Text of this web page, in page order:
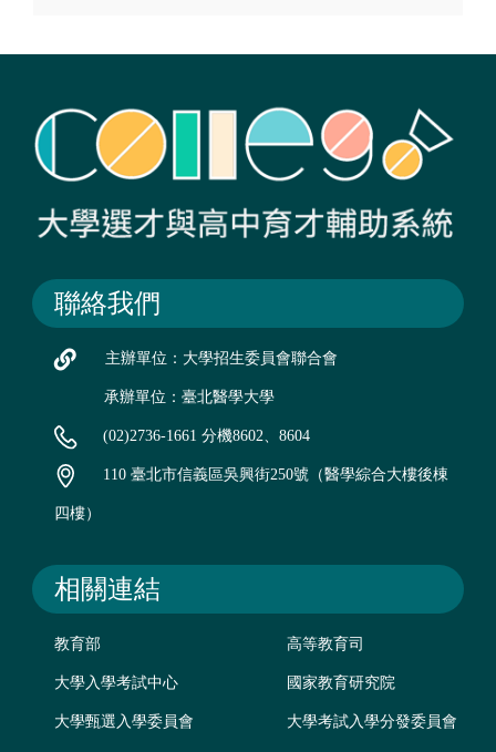
聯絡我們
主辦單位：大學招生委員會聯合會
承辦單位：臺北醫學大學
(02)2736-1661 分機8602、8604
110 臺北市信義區吳興街250號（醫學綜合大樓後棟
四樓）
相關連結
教育部 高等教育司
大學入學考試中心 國家教育研究院
大學甄選入學委員會 大學考試入學分發委員會